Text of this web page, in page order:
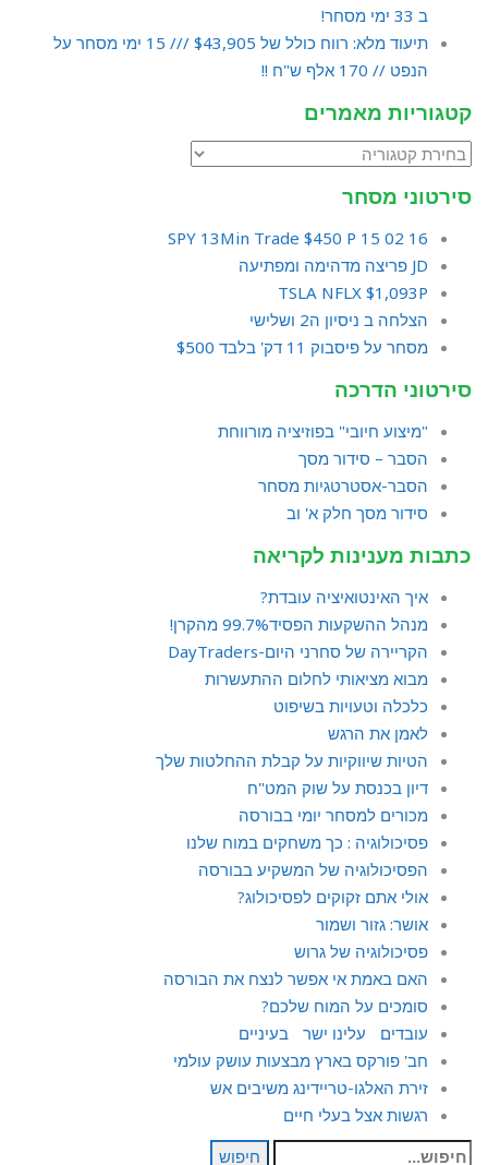
ב 33 ימי מסחר!
תיעוד מלא: רווח כולל של $43,905 /// 15 ימי מסחר על
הנפט // 170 אלף ש"ח !!
קטגוריות מאמרים
סירטוני מסחר
16 02 15 SPY 13Min Trade $450 P
JD פריצה מדהימה ומפתיעה
TSLA NFLX $1,093P
הצלחה ב ניסיון ה2 ושלישי
מסחר על פיסבוק 11 דק' בלבד $500
סירטוני הדרכה
"מיצוע חיובי" בפוזיציה מורווחת
הסבר – סידור מסך
הסבר-אסטרטגיות מסחר
סידור מסך חלק א' וב
כתבות מענינות לקריאה
איך האינטואיציה עובדת?
מנהל ההשקעות הפסיד99.7% מהקרן!
הקריירה של סחרני היום-DayTraders
מבוא מציאותי לחלום ההתעשרות
כלכלה וטעויות בשיפוט
לאמן את הרגש
הטיות שיווקיות על קבלת ההחלטות שלך
דיון בכנסת על שוק המט"ח
מכורים למסחר יומי בבורסה
פסיכולוגיה : כך משחקים במוח שלנו
הפסיכולוגיה של המשקיע בבורסה
אולי אתם זקוקים לפסיכולוג?
אושר: גזור ושמור
פסיכולוגיה של גרוש
האם באמת אי אפשר לנצח את הבורסה
סומכים על המוח שלכם?
עובדים עלינו ישר בעיניים
חב' פורקס בארץ מבצעות עושק עולמי
זירת האלגו-טריידינג משיבים אש
רגשות אצל בעלי חיים
חיפוש
חיפוש